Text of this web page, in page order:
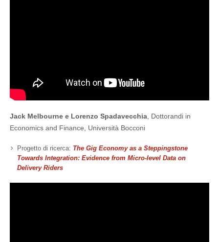
Jack Melbourne e Lorenzo Spadavecchia , Dottorandi in
Economics and Finance, Università Bocconi
Progetto di ricerca: The Gig Economy as a Steppingstone
Towards Integration: Evidence from Micro-level Data on
Delivery Riders